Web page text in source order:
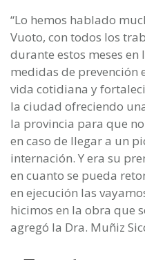
“Lo hemos hablado
Vuoto, con todos los
durante estos meses
medidas de
vida cotidiana y
la ciudad ofreciendo
la provincia para que
en caso de llegar a un
internación. Y era su
en cuanto se pueda
en ejecución las
hicimos en la obra que
agregó la Dra. Muñiz